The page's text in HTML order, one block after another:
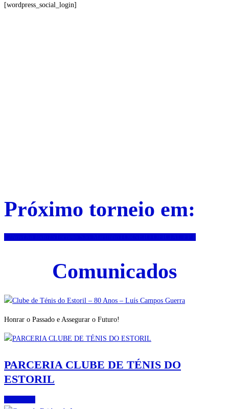
[wordpress_social_login]
Próximo torneio em:
Comunicados
Honrar o Passado e Assegurar o Futuro!
PARCERIA CLUBE DE TÉNIS DO
ESTORIL